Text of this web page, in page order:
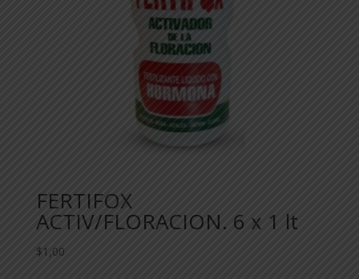
FERTIFOX
ACTIV/FLORACION. 6 x 1 lt
$1,00